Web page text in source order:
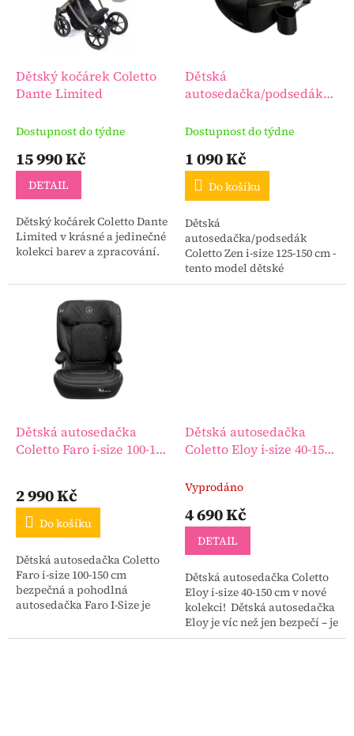
d
u
Dětský kočárek Coletto
Dante Limited
Dostupnost do týdne
15 990 Kč
DETAIL
Dětský kočárek Coletto Dante
Limited v krásné a jedinečné
kolekci barev a zpracování.
Dětská
autosedačka/podsedák
cm
Dostupnost do týdne
1 090 Kč
Do košíku
Dětská
autosedačka/podsedák
Coletto Zen i-size 125-150 cm -
tento model dětské
autosedačky je navržen tak,
Dětská autosedačka
Coletto Faro i-size 100-150
2 990 Kč
Do košíku
Dětská autosedačka Coletto
Faro i-size 100-150 cm
bezpečná a pohodlná
autosedačka Faro I-Size je
a je určena pro děti s výškou
Dětská autosedačka
Coletto Eloy i-size 40-150
Vyprodáno
4 690 Kč
DETAIL
Dětská autosedačka Coletto
Eloy i-size 40-150 cm v nové
kolekci! Dětská autosedačka
Eloy je víc než jen bezpečí – je
to společník pro